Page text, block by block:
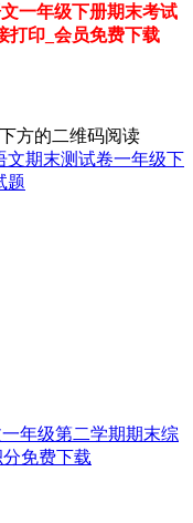
一年级下册期末考试
打印_会员免费下载
方的二维码阅读
文期末测试卷一年级下
题
年级第二学期期末综
免费下载